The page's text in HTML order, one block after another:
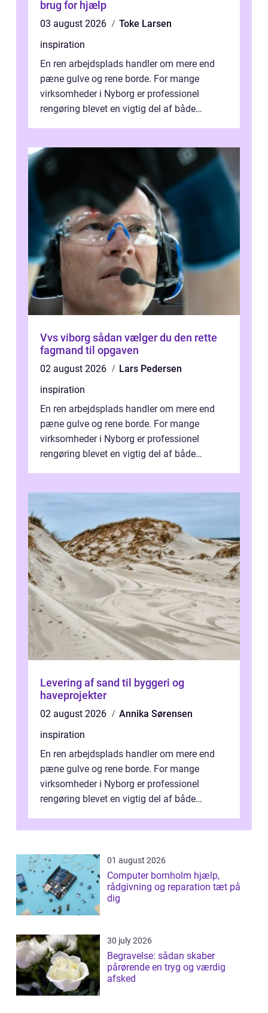
brug for hjælp
03 august 2026
Toke Larsen
inspiration
En ren arbejdsplads handler om mere end
pæne gulve og rene borde. For mange
virksomheder i Nyborg er professionel
rengøring blevet en vigtig del af både
Vvs viborg sådan vælger du den rette
fagmand til opgaven
02 august 2026
Lars Pedersen
inspiration
En ren arbejdsplads handler om mere end
pæne gulve og rene borde. For mange
virksomheder i Nyborg er professionel
rengøring blevet en vigtig del af både
Levering af sand til byggeri og
haveprojekter
02 august 2026
Annika Sørensen
inspiration
En ren arbejdsplads handler om mere end
pæne gulve og rene borde. For mange
virksomheder i Nyborg er professionel
rengøring blevet en vigtig del af både
samlede ...
01 august 2026
Computer bornholm hjælp,
rådgivning og reparation tæt på
dig
30 july 2026
Begravelse: sådan skaber
pårørende en tryg og værdig
afsked